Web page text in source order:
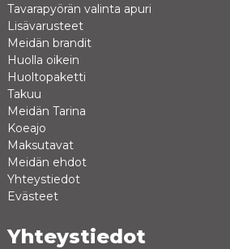
Tavarapyörän valinta apuri
Lisävarusteet
Meidän brandit
Huolla oikein
Huoltopaketti
Takuu
Meidän Tarina
Koeajo
Maksutavat
Meidän ehdot
Yhteystiedot
Evästeet
Yhteystiedot